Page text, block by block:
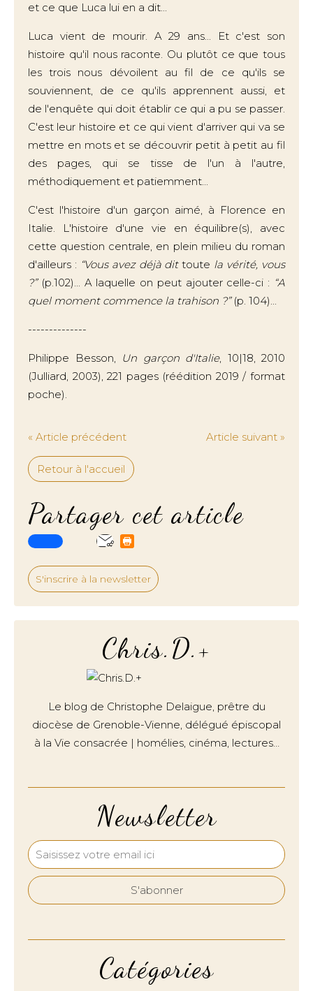
et ce que Luca lui en a dit...
Luca vient de mourir. A 29 ans... Et c'est son
histoire qu'il nous raconte. Ou plutôt ce que tous
les trois nous dévoilent au fil de ce qu'ils se
souviennent, de ce qu'ils apprennent aussi, et
de l'enquête qui doit établir ce qui a pu se passer.
C'est leur histoire et ce qui vient d'arriver qui va se
mettre en mots et se découvrir petit à petit au fil
des pages, qui se tisse de l'un à l'autre,
méthodiquement et patiemment...
C'est l'histoire d'un garçon aimé, à Florence en
Italie. L'histoire d'une vie en équilibre(s), avec
cette question centrale, en plein milieu du roman
d'ailleurs : “Vous avez déjà dittoute la vérité, vous
?” (p.102)... A laquelle on peut ajouter celle-ci : “A
quel moment commence la trahison ?” (p. 104)...
--------------
Philippe Besson, Un garçon d'Italie, 10|18, 2010
(Julliard, 2003), 221 pages (réédition 2019 / format
poche).
« Article précédent Article suivant »
Retour à l'accueil
Partager cet article
S'inscrire à la newsletter
Newsletter
Catégories
Chris.D.+
Le blog de Christophe Delaigue, prêtre du
diocèse de Grenoble-Vienne, délégué épiscopal
à la Vie consacrée | homélies, cinéma, lectures…